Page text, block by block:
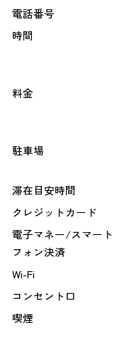
電話番号
時間
料金
駐車場
滞在目安時間
クレジットカード
電子マネー/スマート
フォン決済
Wi-Fi
コンセント口
喫煙